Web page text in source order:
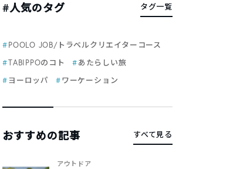
#人気のタグ タグ一覧
POOLO JOB/トラベルクリエイターコース
TABIPPOのコト
あたらしい旅
ヨーロッパ
ワーケーション
おすすめの記事 すべて見る
アウトドア